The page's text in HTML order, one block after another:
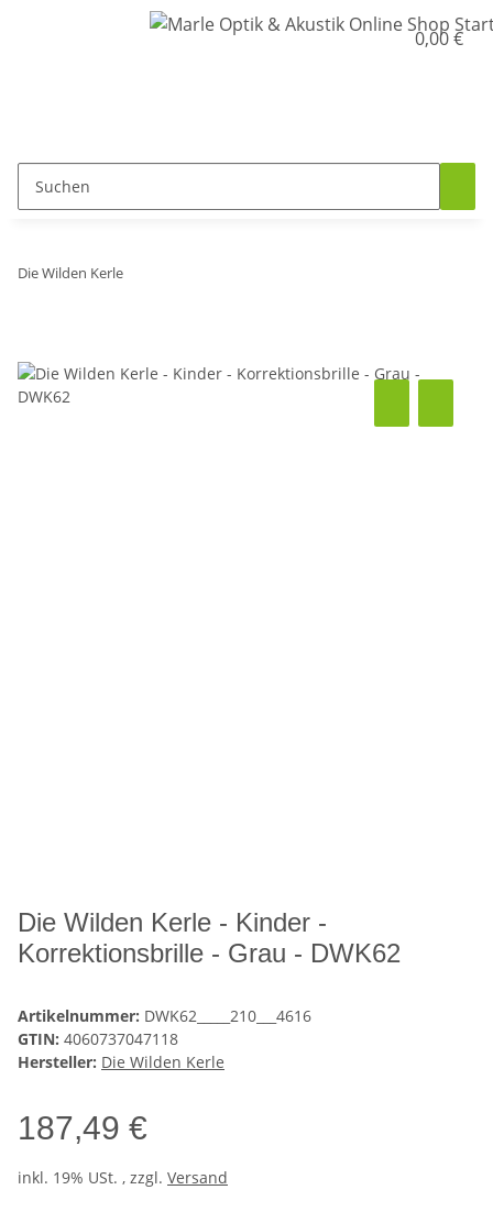
0,00 €
Die Wilden Kerle
Die Wilden Kerle - Kinder -
Korrektionsbrille - Grau - DWK62
Artikelnummer: DWK62_____210___4616
GTIN: 4060737047118
Hersteller: Die Wilden Kerle
187,49 €
inkl. 19% USt. , zzgl. Versand